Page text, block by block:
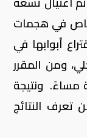
في هجمات
أبوابها في
ومن المقرر
مساءً. ونتيجة
تعرف النتائج